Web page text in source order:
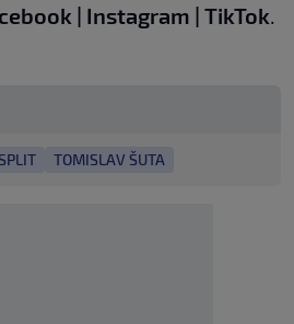
| Instagram | TikTok.
SPLIT TOMISLAV ŠUTA